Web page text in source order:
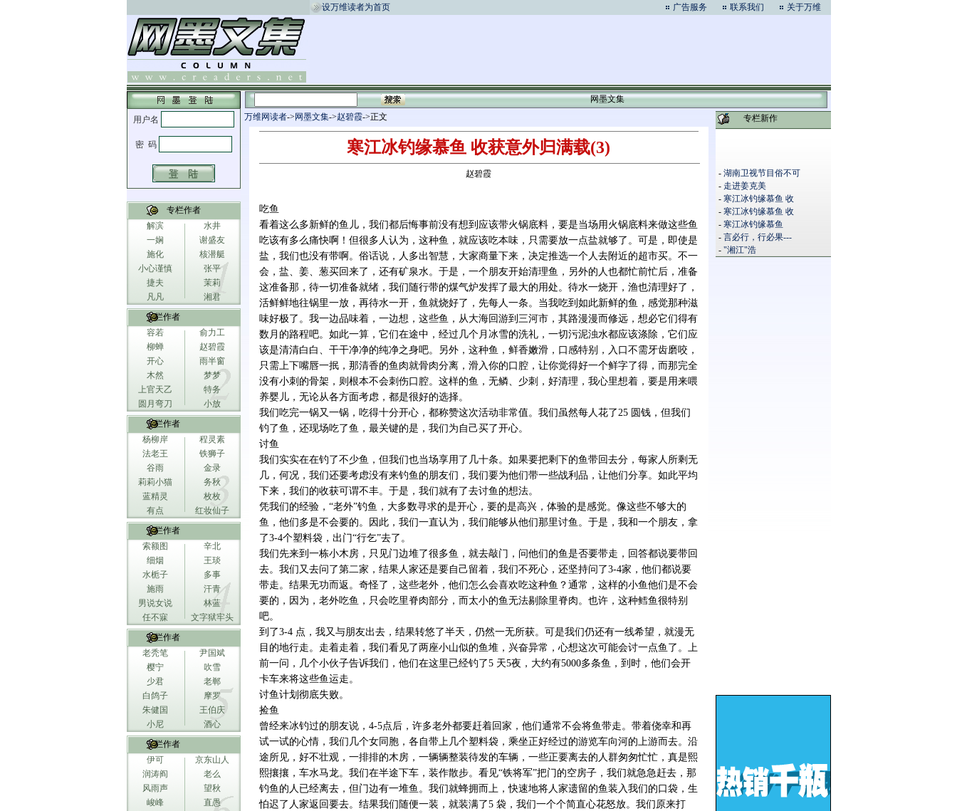
设万维读者为首页 广告服务 联系我们 关于万维
专栏作者
解滨
水井
一娴
谢盛友
施化
核潜艇
小心谨慎
张平
捷夫
茉莉
凡凡
湘君
专栏作者
容若
俞力工
柳蝉
赵碧霞
开心
雨半窗
木然
梦梦
上官天乙
特务
圆月弯刀
小放
专栏作者
杨柳岸
程灵素
法老王
铁狮子
谷雨
金录
莉莉小猫
务秋
蓝精灵
枚枚
有点
红妆仙子
专栏作者
索额图
辛北
细烟
王琰
水栀子
多事
施雨
汗青
男说女说
林蓝
任不寐
文字狱牢头
专栏作者
老秃笔
尹国斌
樱宁
吹雪
少君
老郸
白鸽子
摩罗
朱健国
王伯庆
小尼
酒心
专栏作者
伊可
京东山人
润涛阎
老么
风雨声
望秋
峻峰
直愚
网墨文集
万维网读者-> 网墨文集->赵碧霞->正文 专栏新作
- 湖南卫视节目俗不可
- 走进姜克美
- 寒江冰钓缘慕鱼 收
- 寒江冰钓缘慕鱼 收
- 寒江冰钓缘慕鱼
- 言必行，行必果---
- "湘江"浩
寒江冰钓缘慕鱼 收获意外归满载(3)
赵碧霞
吃鱼
看着这么多新鲜的鱼儿，我们都后悔事前没有想到应该带火锅底料，要是当场用火锅底料来做这些鱼
吃该有多么痛快啊！但很多人认为，这种鱼，就应该吃本味，只需要放一点盐就够了。可是，即使是
盐，我们也没有带啊。俗话说，人多出智慧，大家商量下来，决定推选一个人去附近的超市买。不一
会，盐、姜、葱买回来了，还有矿泉水。于是，一个朋友开始清理鱼，另外的人也都忙前忙后，准备
这准备那，待一切准备就绪，我们随行带的煤气炉发挥了最大的用处。待水一烧开，渔也清理好了，
活鲜鲜地往锅里一放，再待水一开，鱼就烧好了，先每人一条。当我吃到如此新鲜的鱼，感觉那种滋
味好极了。我一边品味着，一边想，这些鱼，从大海回游到三河市，其路漫漫而修远，想必它们得有
数月的路程吧。如此一算，它们在途中，经过几个月冰雪的洗礼，一切污泥浊水都应该涤除，它们应
该是清清白白、干干净净的纯净之身吧。另外，这种鱼，鲜香嫩滑，口感特别，入口不需牙齿磨咬，
只需上下嘴唇一抿，那清香的鱼肉就骨肉分离，滑入你的口腔，让你觉得好一个鲜字了得，而那完全
没有小刺的骨架，则根本不会刺伤口腔。这样的鱼，无鳞、少刺，好清理，我心里想着，要是用来喂
养婴儿，无论从各方面考虑，都是很好的选择。
我们吃完一锅又一锅，吃得十分开心，都称赞这次活动非常值。我们虽然每人花了25 圆钱，但我们
钓了鱼，还现场吃了鱼，最关键的是，我们为自己买了开心。
讨鱼
我们实实在在钓了不少鱼，但我们也当场享用了几十条。如果要把剩下的鱼带回去分，每家人所剩无
几，何况，我们还要考虑没有来钓鱼的朋友们，我们要为他们带一些战利品，让他们分享。如此平均
下来，我们的收获可谓不丰。于是，我们就有了去讨鱼的想法。
凭我们的经验，“老外”钓鱼，大多数寻求的是开心，要的是高兴，体验的是感觉。像这些不够大的
鱼，他们多是不会要的。因此，我们一直认为，我们能够从他们那里讨鱼。于是，我和一个朋友，拿
了3-4个塑料袋，出门“行乞”去了。
我们先来到一栋小木房，只见门边堆了很多鱼，就去敲门，问他们的鱼是否要带走，回答都说要带回
去。我们又去问了第二家，结果人家还是要自己留着，我们不死心，还坚持问了3-4家，他们都说要
带走。结果无功而返。奇怪了，这些老外，他们怎么会喜欢吃这种鱼？通常，这样的小鱼他们是不会
要的，因为，老外吃鱼，只会吃里脊肉部分，而太小的鱼无法剔除里脊肉。也许，这种鳕鱼很特别
吧。
到了3-4 点，我又与朋友出去，结果转悠了半天，仍然一无所获。可是我们仍还有一线希望，就漫无
目的地行走。走着走着，我们看见了两座小山似的鱼堆，兴奋异常，心想这次可能会讨一点鱼了。上
前一问，几个小伙子告诉我们，他们在这里已经钓了5 天5夜，大约有5000多条鱼，到时，他们会开
卡车来将这些鱼运走。
讨鱼计划彻底失败。
捡鱼
曾经来冰钓过的朋友说，4-5点后，许多老外都要赶着回家，他们通常不会将鱼带走。带着侥幸和再
试一试的心情，我们几个女同胞，各自带上几个塑料袋，乘坐正好经过的游览车向河的上游而去。沿
途所见，好不壮观，一排排的木房，一辆辆整装待发的车辆，一些正要离去的人群匆匆忙忙，真是熙
熙攘攘，车水马龙。我们在半途下车，装作散步。看见“铁将军”把门的空房子，我们就急急赶去，那
钓鱼的人已经离去，但门边有一堆鱼。我们就蜂拥而上，快速地将人家遗留的鱼装入我们的口袋，生
怕迟了人家返回要去。结果我们随便一装，就装满了5 袋，我们一个个简直心花怒放。我们原来打